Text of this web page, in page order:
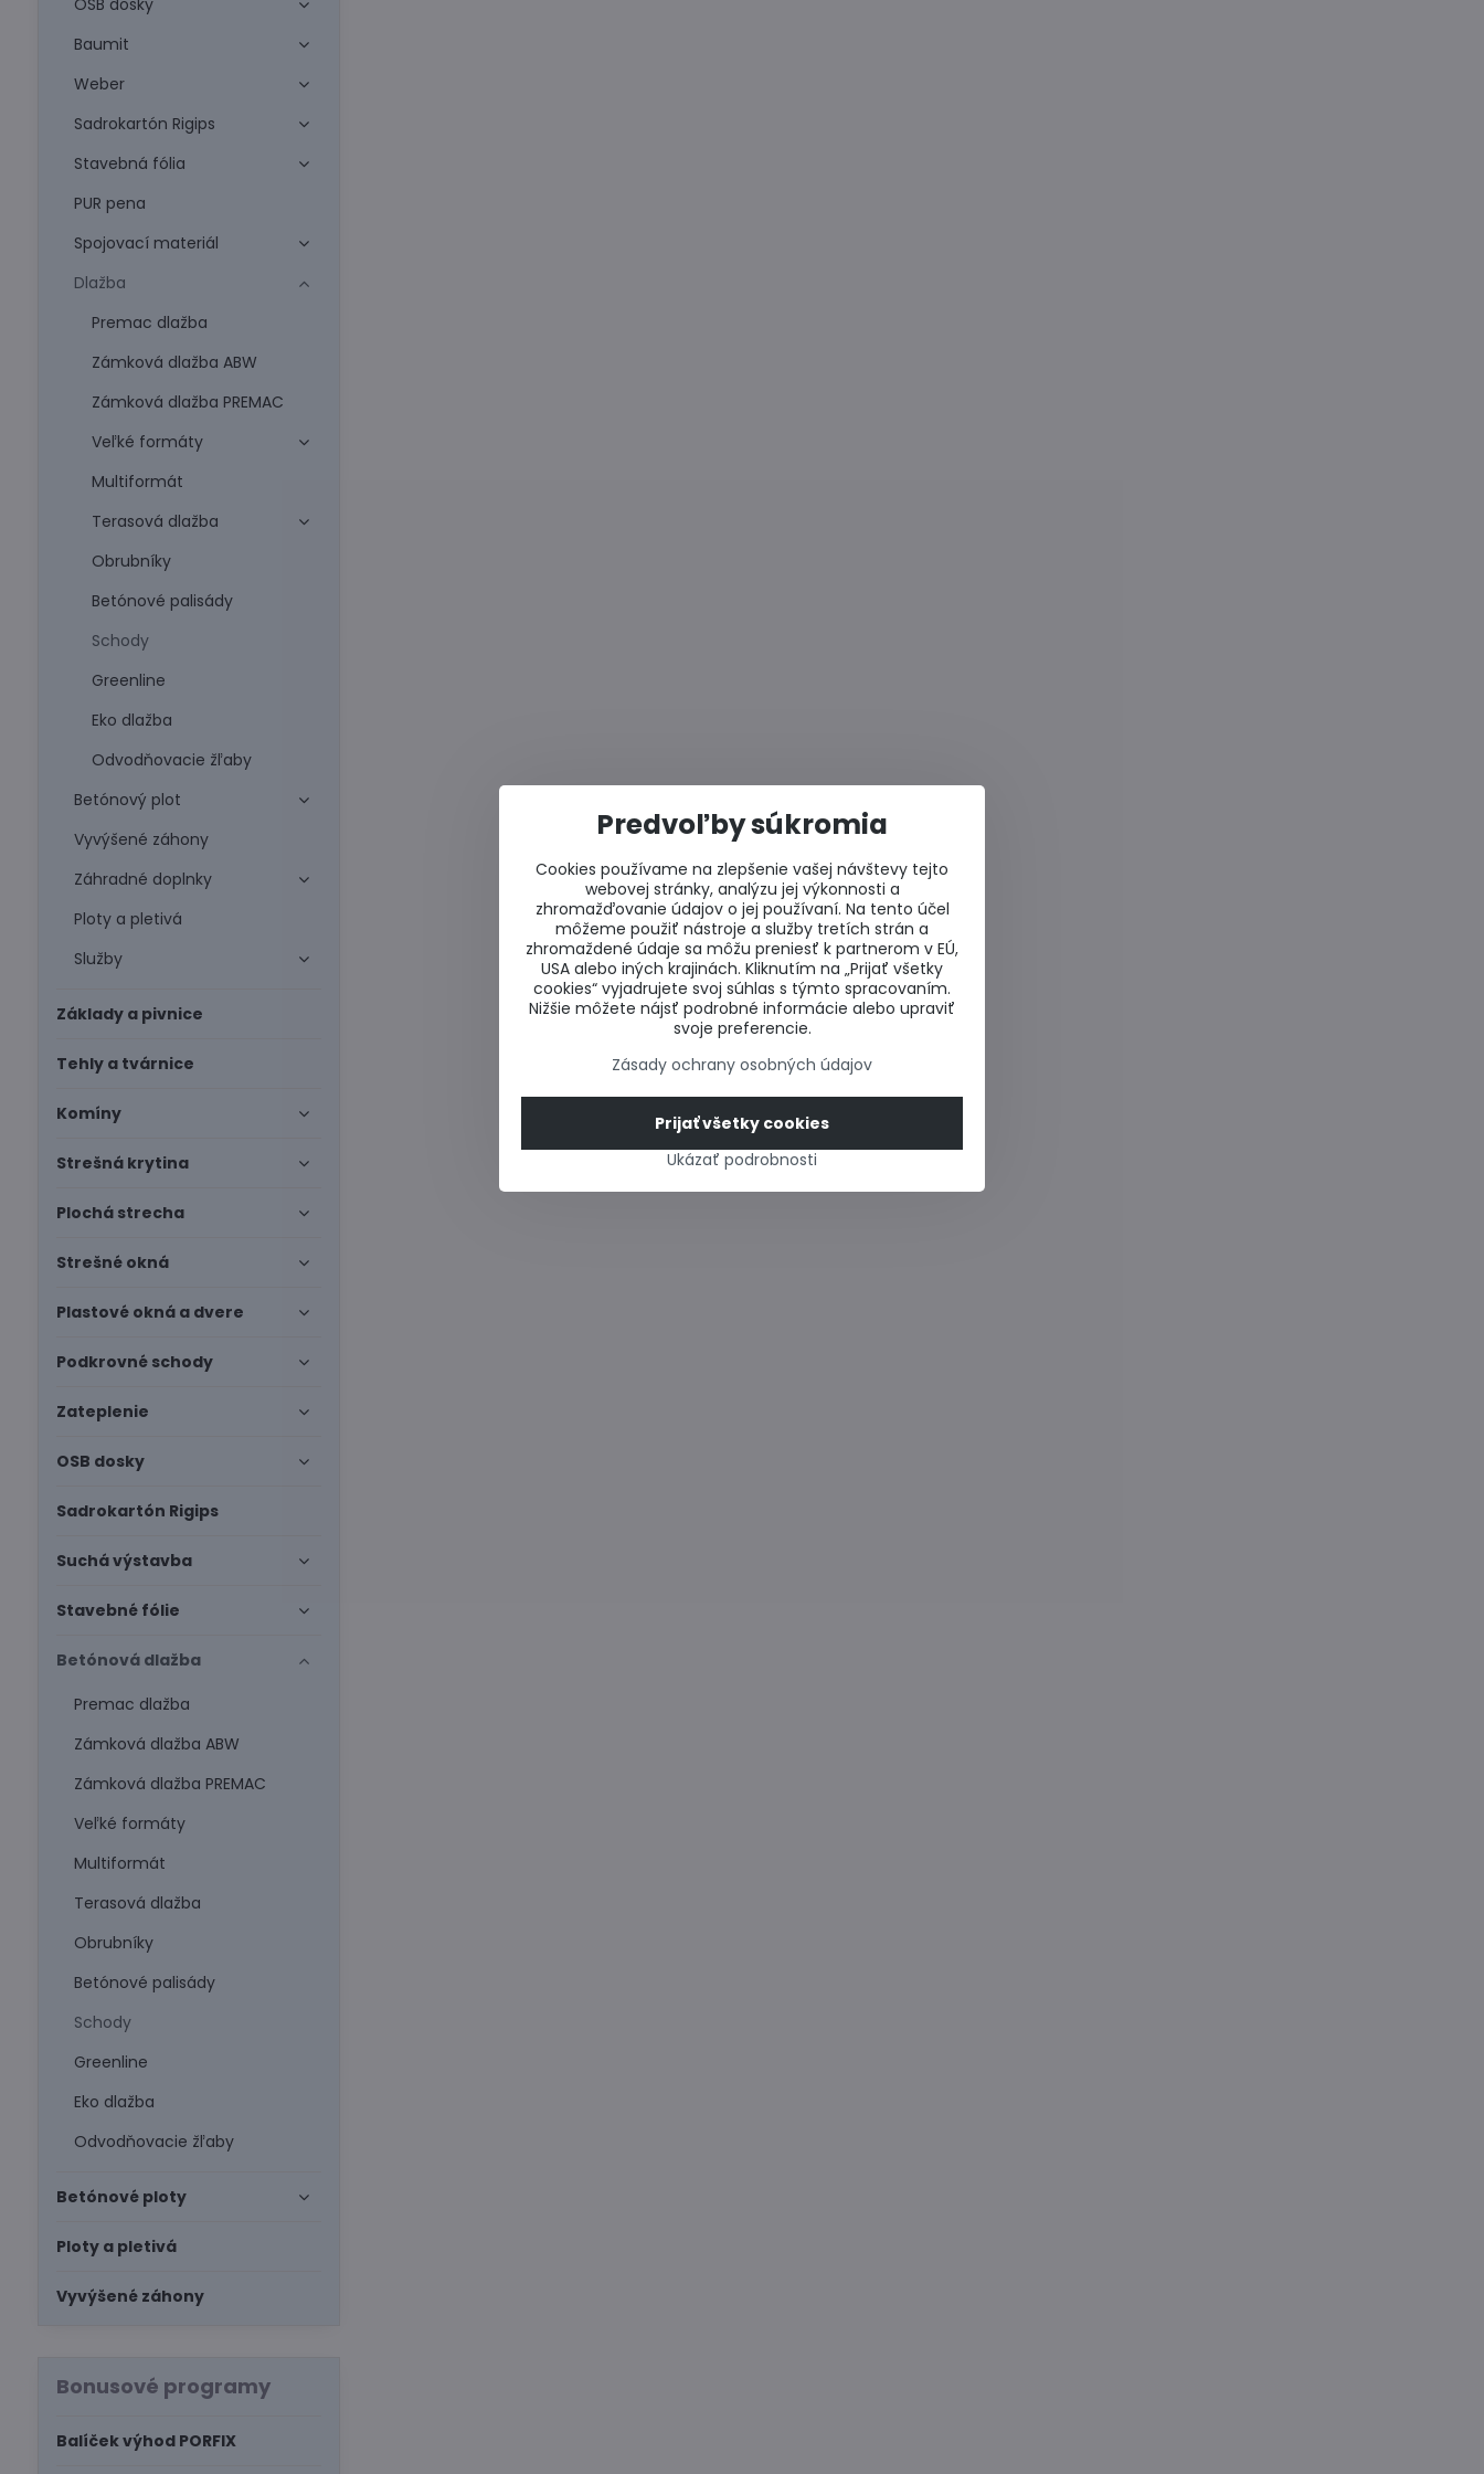
OSB dosky
Baumit
Weber
Sadrokartón Rigips
Stavebná fólia
PUR pena
Spojovací materiál
Dlažba
Premac dlažba
Zámková dlažba ABW
Zámková dlažba PREMAC
Veľké formáty
Multiformát
Terasová dlažba
Obrubníky
Betónové palisády
Schody
Greenline
Eko dlažba
Odvodňovacie žľaby
Betónový plot
Vyvýšené záhony
Záhradné doplnky
Ploty a pletivá
Služby
Základy a pivnice
Tehly a tvárnice
Komíny
Strešná krytina
Plochá strecha
Strešné okná
Plastové okná a dvere
Podkrovné schody
Zateplenie
OSB dosky
Sadrokartón Rigips
Suchá výstavba
Stavebné fólie
Betónová dlažba
Premac dlažba
Zámková dlažba ABW
Zámková dlažba PREMAC
Veľké formáty
Multiformát
Terasová dlažba
Obrubníky
Betónové palisády
Schody
Greenline
Eko dlažba
Odvodňovacie žľaby
Betónové ploty
Ploty a pletivá
Vyvýšené záhony
Bonusové programy
Balíček výhod PORFIX
Predvoľby súkromia
Cookies používame na zlepšenie vašej návštevy tejto
webovej stránky, analýzu jej výkonnosti a
zhromažďovanie údajov o jej používaní. Na tento účel
môžeme použiť nástroje a služby tretích strán a
zhromaždené údaje sa môžu preniesť k partnerom v EÚ,
USA alebo iných krajinách. Kliknutím na „Prijať všetky
cookies“ vyjadrujete svoj súhlas s týmto spracovaním.
Nižšie môžete nájsť podrobné informácie alebo upraviť
svoje preferencie.
Zásady ochrany osobných údajov
Ukázať podrobnosti
Prijať všetky cookies